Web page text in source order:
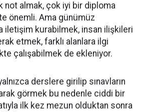
not almak, çok iyi bir diploma
önemli. Ama günümüz
iletişim kurabilmek, insan ilişkileri
etmek, farklı alanlara ilgi
çalışabilmek de ekleniyor.
derslere girilip sınavların
görmek bu nedenle ciddi bir
ilk kez mezun olduktan sonra